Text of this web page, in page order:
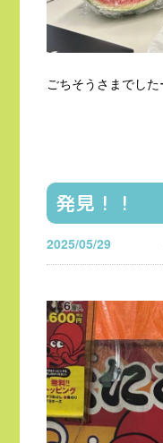
ごちそうさまでした
発見！！
2025/05/29